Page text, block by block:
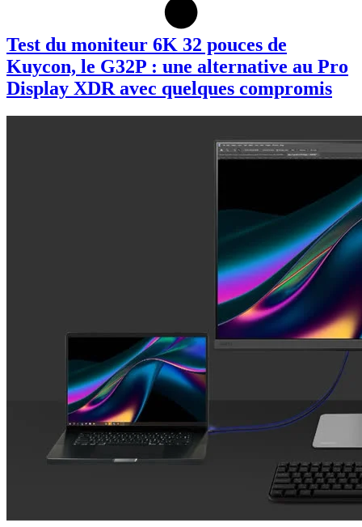
Test du moniteur 6K 32 pouces de
Kuycon, le G32P : une alternative au Pro
Display XDR avec quelques compromis